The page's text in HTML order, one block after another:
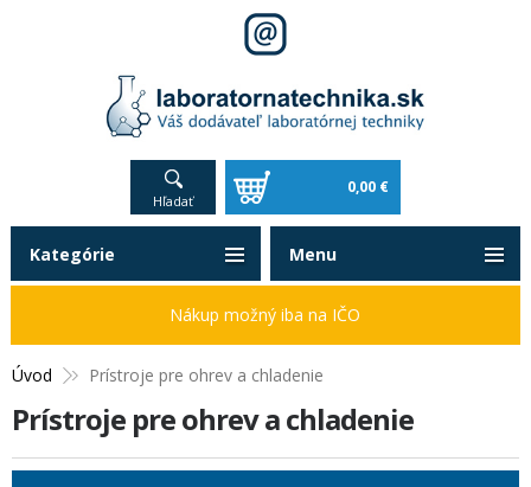
Hľadať
0,00 €
Úvod Prístroje pre ohrev a chladenie
Prístroje pre ohrev a chladenie
Kategórie
Nákup možný iba na IČO
Menu